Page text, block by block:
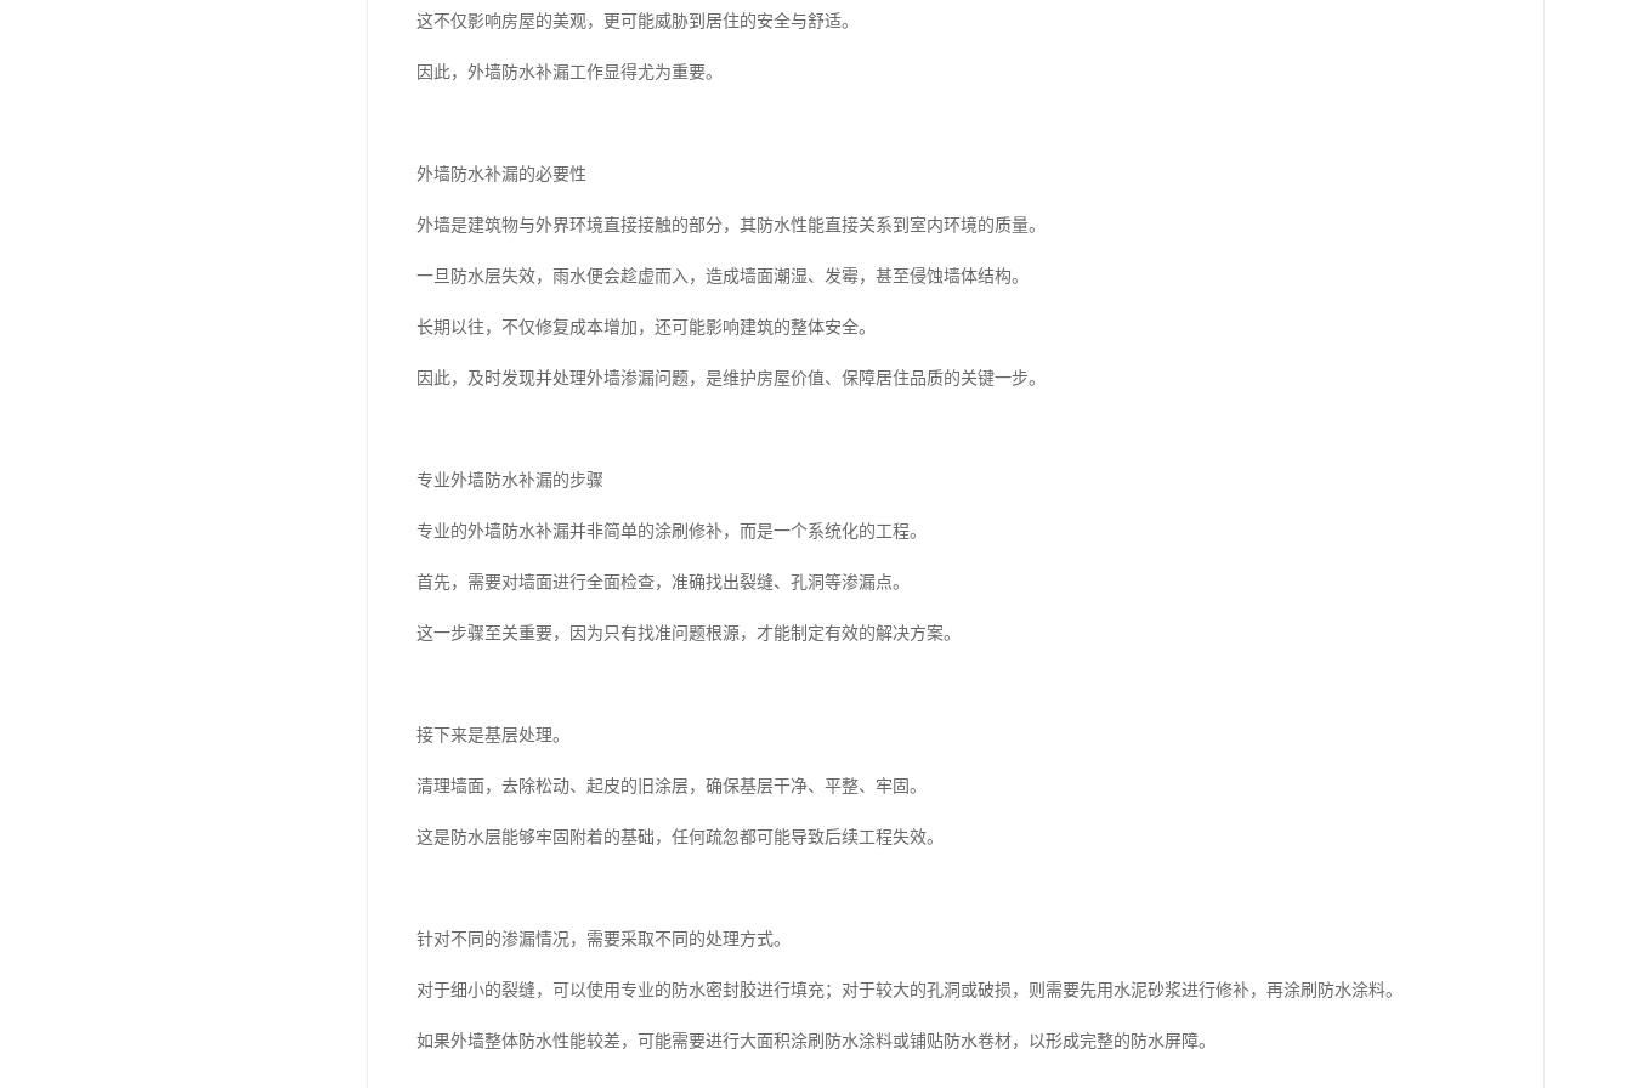
这不仅影响房屋的美观，更可能威胁到居住的安全与舒适。
因此，外墙防水补漏工作显得尤为重要。
外墙防水补漏的必要性
外墙是建筑物与外界环境直接接触的部分，其防水性能直接关系到室内环境的质量。
一旦防水层失效，雨水便会趁虚而入，造成墙面潮湿、发霉，甚至侵蚀墙体结构。
长期以往，不仅修复成本增加，还可能影响建筑的整体安全。
因此，及时发现并处理外墙渗漏问题，是维护房屋价值、保障居住品质的关键一步。
专业外墙防水补漏的步骤
专业的外墙防水补漏并非简单的涂刷修补，而是一个系统化的工程。
首先，需要对墙面进行全面检查，准确找出裂缝、孔洞等渗漏点。
这一步骤至关重要，因为只有找准问题根源，才能制定有效的解决方案。
接下来是基层处理。
清理墙面，去除松动、起皮的旧涂层，确保基层干净、平整、牢固。
这是防水层能够牢固附着的基础，任何疏忽都可能导致后续工程失效。
针对不同的渗漏情况，需要采取不同的处理方式。
对于细小的裂缝，可以使用专业的防水密封胶进行填充；对于较大的孔洞或破损，则需要先用水泥砂浆进行修补，再涂刷防水涂料。
如果外墙整体防水性能较差，可能需要进行大面积涂刷防水涂料或铺贴防水卷材，以形成完整的防水屏障。